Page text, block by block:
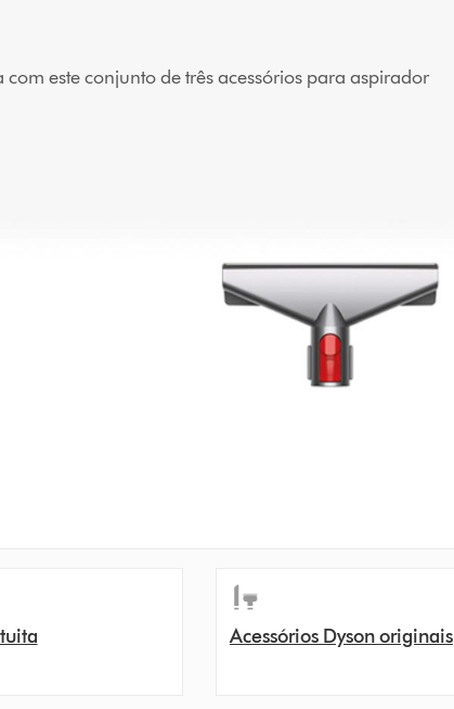
este conjunto de três acessórios para aspirador
Acessórios Dyson originais